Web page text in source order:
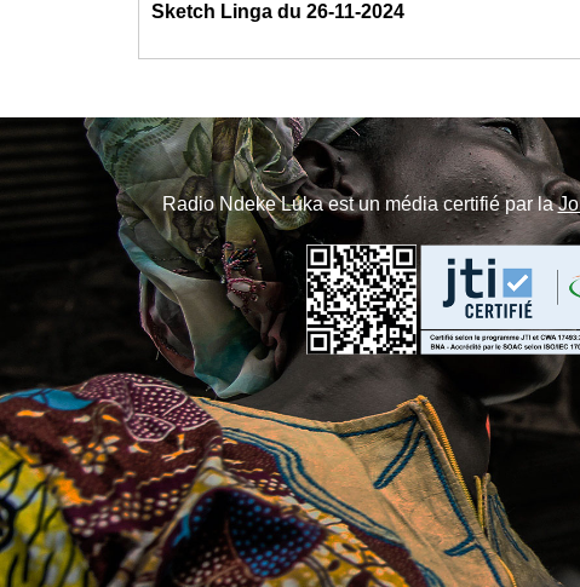
Sketch Linga du 26-11-2024
Radio Ndeke Luka est un média certifié par la